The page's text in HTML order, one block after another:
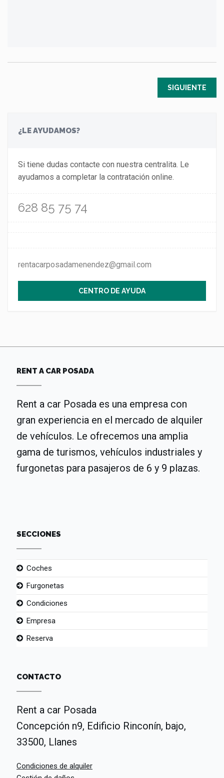
SIGUIENTE
¿LE AYUDAMOS?
Si tiene dudas contacte con nuestra centralita. Le
ayudamos a completar la contratación online.
628 85 75 74
rentacarposadamenendez@gmail.com
CENTRO DE AYUDA
RENT A CAR POSADA
Rent a car Posada es una empresa con
gran experiencia en el mercado de alquiler
de vehículos. Le ofrecemos una amplia
gama de turismos, vehículos industriales y
furgonetas para pasajeros de 6 y 9 plazas.
SECCIONES
Coches
Furgonetas
Condiciones
Empresa
Reserva
CONTACTO
Rent a car Posada
Concepción n9, Edificio Rinconín, bajo,
33500, Llanes
Condiciones de alquiler